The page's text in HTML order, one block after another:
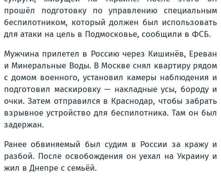
прошёл подготовку по управлению специальным
беспилотником, который должен был использовать
для атаки на цель в Подмосковье, сообщили в ФСБ.
Мужчина прилетел в Россию через Кишинёв, Ереван
и Минеральные Воды. В Москве снял квартиру рядом
с домом военного, установил камеры наблюдения и
подготовил маскировку — накладные усы, бороду и
очки. Затем отправился в Краснодар, чтобы забрать
взрывное устройство для беспилотника. Там он был
задержан.
Ранее обвиняемый был судим в России за кражу и
разбой. После освобождения он уехал на Украину и
жил в Днепре с семьёй.